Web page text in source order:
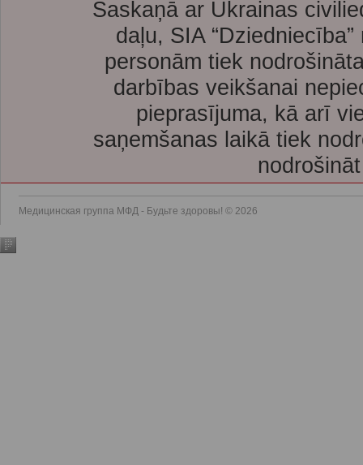
Saskaņā ar Ukrainas
daļu, SIA
personām tiek
darbības veikšanai
pieprasījuma, kā arī
saņemšanas laikā tiek
Медицинская группа МФД - Будьте здоровы! © 2026